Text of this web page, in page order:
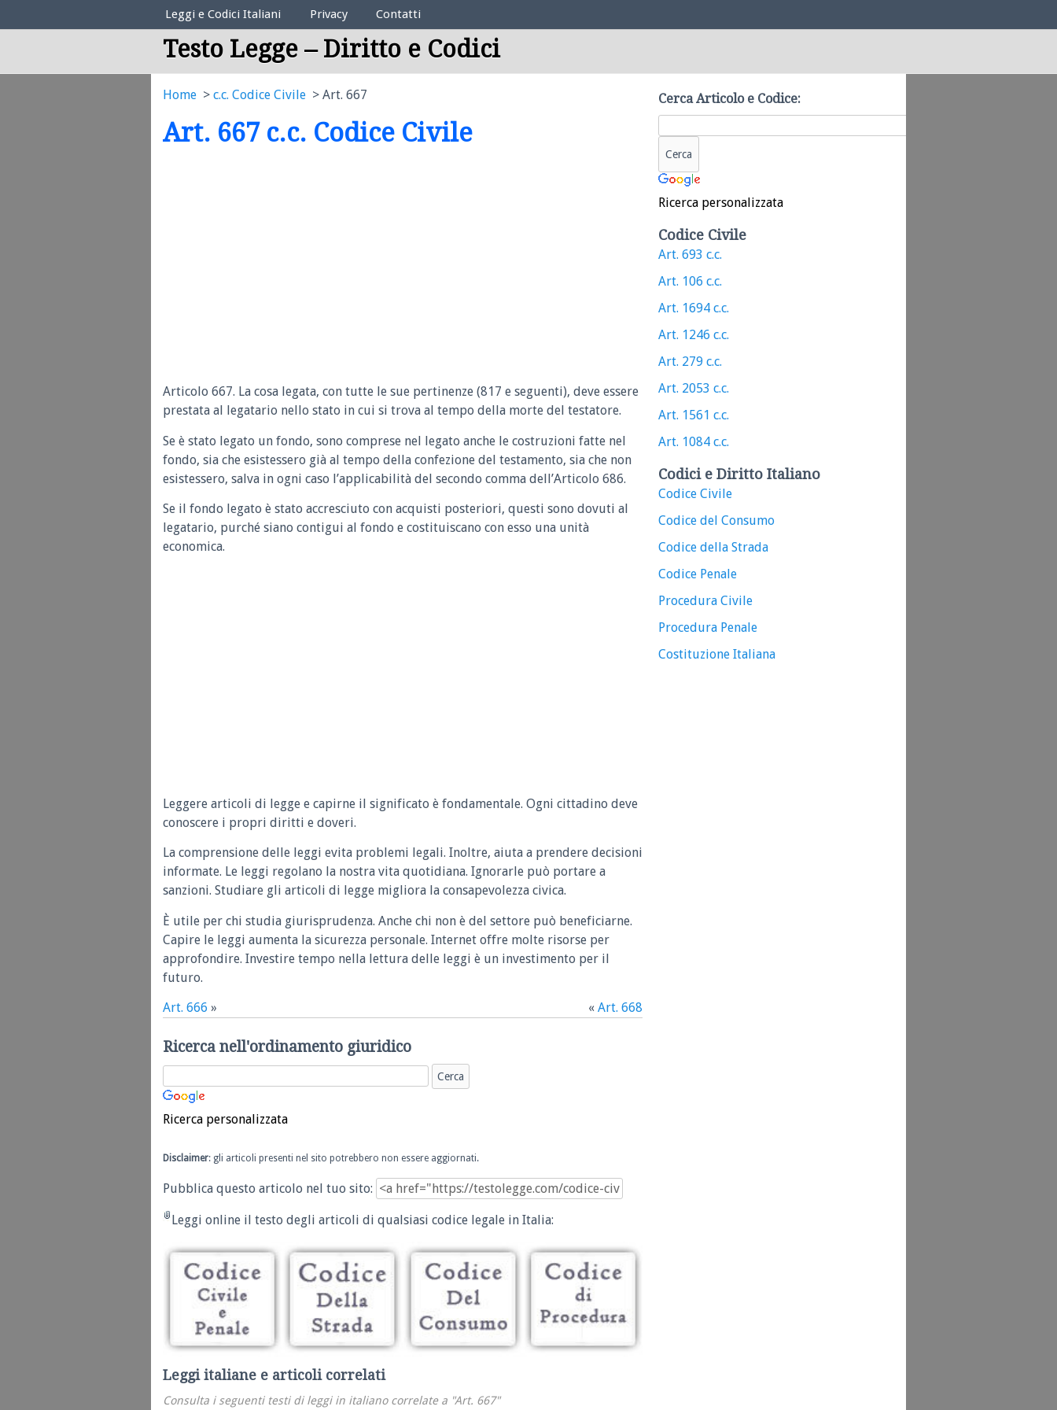
Elenco Codici Legali
Leggi e Codici Italiani Privacy Contatti
Testo Legge – Diritto e Codici
Home c.c. Codice Civile Art. 667
Art. 667 c.c. Codice Civile
Articolo 667. La cosa legata, con tutte le sue pertinenze (817 e seguenti), deve essere
prestata al legatario nello stato in cui si trova al tempo della morte del testatore.
Se è stato legato un fondo, sono comprese nel legato anche le costruzioni fatte nel
fondo, sia che esistessero già al tempo della confezione del testamento, sia che non
esistessero, salva in ogni caso l’applicabilità del secondo comma dell’Articolo 686.
Se il fondo legato è stato accresciuto con acquisti posteriori, questi sono dovuti al
legatario, purché siano contigui al fondo e costituiscano con esso una unità
economica.
Leggere articoli di legge e capirne il significato è fondamentale. Ogni cittadino deve
conoscere i propri diritti e doveri.
La comprensione delle leggi evita problemi legali. Inoltre, aiuta a prendere decisioni
informate. Le leggi regolano la nostra vita quotidiana. Ignorarle può portare a
sanzioni. Studiare gli articoli di legge migliora la consapevolezza civica.
È utile per chi studia giurisprudenza. Anche chi non è del settore può beneficiarne.
Capire le leggi aumenta la sicurezza personale. Internet offre molte risorse per
approfondire. Investire tempo nella lettura delle leggi è un investimento per il
futuro.
Art. 666 » « Art. 668
Ricerca nell'ordinamento giuridico
Ricerca personalizzata
Disclaimer: gli articoli presenti nel sito potrebbero non essere aggiornati.
Pubblica questo articolo nel tuo sito:
Leggi online il testo degli articoli di qualsiasi codice legale in Italia:
Leggi italiane e articoli correlati
Consulta i seguenti testi di leggi in italiano correlate a "Art. 667"
Cerca Articolo e Codice:
Ricerca personalizzata
Codice Civile
Art. 693 c.c.
Art. 106 c.c.
Art. 1694 c.c.
Art. 1246 c.c.
Art. 279 c.c.
Art. 2053 c.c.
Art. 1561 c.c.
Art. 1084 c.c.
Codici e Diritto Italiano
Codice Civile
Codice del Consumo
Codice della Strada
Codice Penale
Procedura Civile
Procedura Penale
Costituzione Italiana